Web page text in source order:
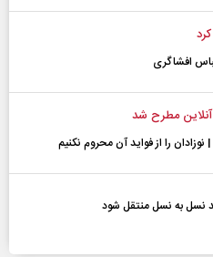
افشاگری
مطرح شد
نوزادان را از فواید آن محروم نکنیم
نسل به نسل منتقل شود